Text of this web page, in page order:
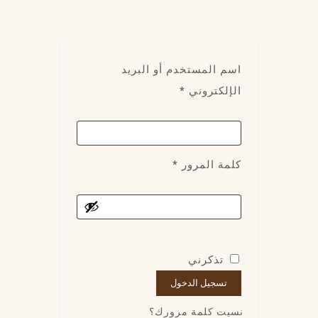
اسم المستخدم أو البريد
الإلكتروني *
كلمة المرور *
تذكرني
تسجيل الدخول
نسيت كلمة مرورك؟